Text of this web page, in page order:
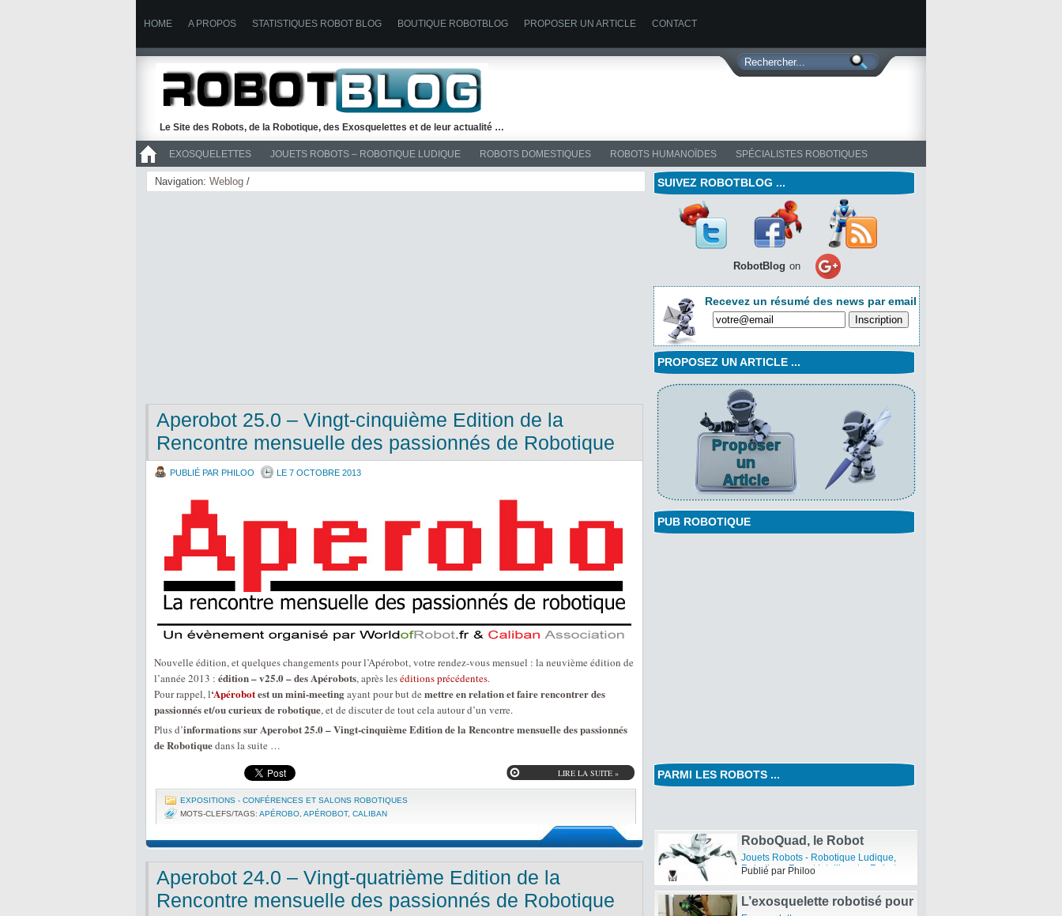
HOME A PROPOS STATISTIQUES ROBOT BLOG BOUTIQUE ROBOTBLOG PROPOSER UN ARTICLE CONTACT
Le Site des Robots, de la Robotique, des Exosquelettes et de leur actualité …
EXOSQUELETTES JOUETS ROBOTS – ROBOTIQUE LUDIQUE ROBOTS DOMESTIQUES ROBOTS HUMANOÏDES SPÉCIALISTES ROBOTIQUES
>> ROBOTS
Navigation: Weblog /
Aperobot 25.0 – Vingt-cinquième Edition de la
Rencontre mensuelle des passionnés de Robotique
PUBLIÉ PAR PHILOO LE 7 OCTOBRE 2013
Nouvelle édition, et quelques changements pour l’Apérobot, votre rendez-vous mensuel : la neuvième édition de
l’année 2013 : édition – v25.0 – des Apérobots, après leséditions précédentes.
Pour rappel, l‘Apérobotest un mini-meetingayant pour but de mettre en relation et faire rencontrer des
passionnés et/ou curieux de robotique, et de discuter de tout cela autour d’un verre.
Plus d’informations sur Aperobot 25.0 – Vingt-cinquième Edition de la Rencontre mensuelle des passionnés
de Robotiquedans la suite …
LIRE LA SUITE »
EXPOSITIONS - CONFÉRENCES ET SALONS ROBOTIQUES
MOTS-CLEFS/TAGS: APÉROBO APÉROBOT, CALIBAN
Aperobot 24.0 – Vingt-quatrième Edition de la
Rencontre mensuelle des passionnés de Robotique
SUIVEZ ROBOTBLOG ...
RobotBlog on
Recevez un résumé des news par email
PROPOSEZ UN ARTICLE ...
PUB ROBOTIQUE
PARMI LES ROBOTS ...
Publié par Philoo
RoboQuad, le Robot
Explorateur de WowWee
Robotique Fun et Intelligente,Robots
de Compagnie
Publié par Philoo